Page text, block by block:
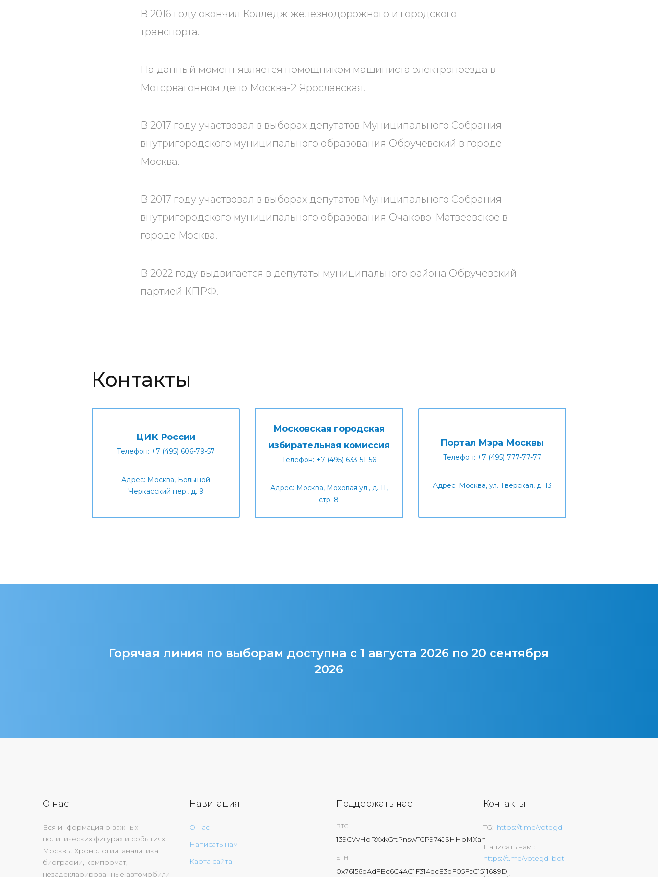
В 2016 году окончил Колледж железнодорожного и городского
транспорта.
На данный момент является помощником машиниста электропоезда в
Моторвагонном депо Москва-2 Ярославская.
В 2017 году участвовал в выборах депутатов Муниципального Собрания
внутригородского муниципального образования Обручевский в городе
Москва.
В 2017 году участвовал в выборах депутатов Муниципального Собрания
внутригородского муниципального образования Очаково-Матвеевское в
городе Москва.
В 2022 году выдвигается в депутаты муниципального района Обручевский
партией КПРФ.
Контакты
ЦИК России
Телефон: +7 (495) 606-79-57
Адрес: Москва, Большой
Черкасский пер., д. 9
Московская городская
избирательная комиссия
Телефон: +7 (495) 633-51-56
Адрес: Москва, Моховая ул., д. 11,
стр. 8
Портал Мэра Москвы
Телефон: +7 (495) 777-77-77
Адрес: Москва, ул. Тверская, д. 13
Горячая линия по выборам доступна с 1 августа 2026 по 20 сентября
2026
О нас
Вся информация о важных
политических фигурах и событиях
Москвы. Хронологии, аналитика,
биографии, компромат,
незадекларированные автомобили
Навигация
О нас
Написать нам
Карта сайта
Поддержать нас
BTC
139CVvHoRXxkGftPnswTCP974JSHHbMXan
ETH
0x76156dAdFBc6C4AC1F314dcE3dF05FcC1511689D
Контакты
TG https://t.me/votegd
Написать нам
https://t.me/votegd_bot